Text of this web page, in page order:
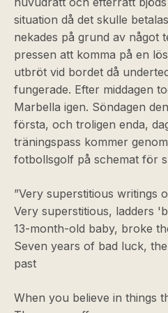
situation då det skulle
nekades på grund av något
pressen att komma på en
utbröt vid bordet då
fungerade. Efter middagen
Marbella igen. Söndagen
första, och troligen enda,
träningspass kommer
fotbollsgolf på schemat för
”Very superstitious writings
Very superstitious, ladders
13-month-old baby, broke
Seven years of bad luck,
past
When you believe in things